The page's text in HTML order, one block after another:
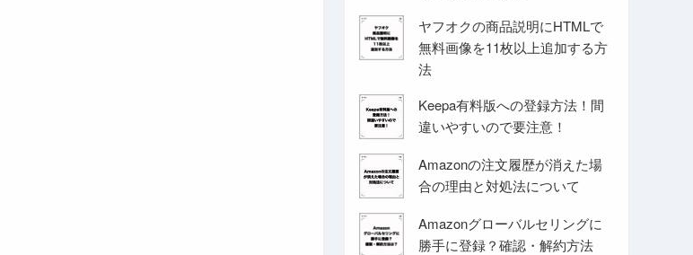
ヤフオクの商品説明にHTMLで
無料画像を11枚以上追加する方
法
Keepa有料版への登録方法！間
違いやすいので要注意！
Amazonの注文履歴が消えた場
合の理由と対処法について
Amazonグローバルセリングに
勝手に登録？確認・解約方法